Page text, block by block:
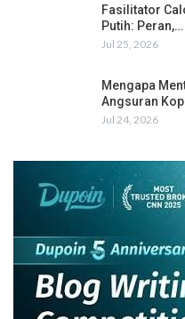
Fasilitator
Putih: Peran,…
Jul 25, 2026
Mengapa
Angsuran
Jul 24, 2026